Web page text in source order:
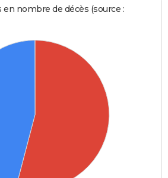
nombre de décès (source :